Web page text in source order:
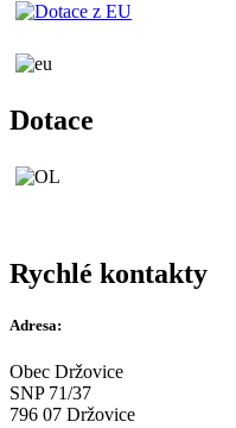
Dotace
Rychlé kontakty
Adresa:
Obec Držovice
SNP 71/37
796 07 Držovice